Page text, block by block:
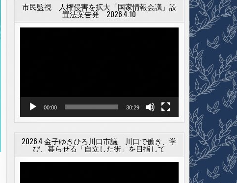
市民監視 人権侵害を拡大「国家情報会議」設
置法案告発 2026.4.10
00:00 30:29
2026.4 金子ゆきひろ川口市議 川口で働き、学
び、暮らせる「自立した街」を目指して